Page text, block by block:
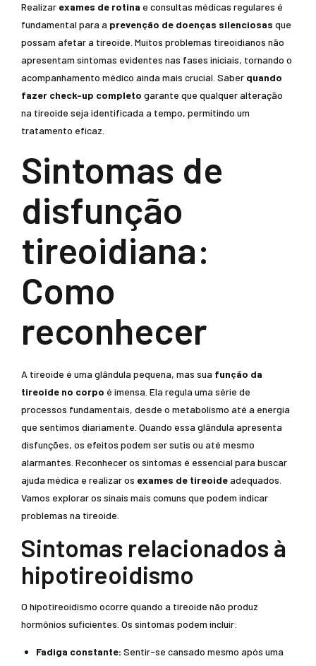
Realizar exames de rotina e consultas médicas regulares é
fundamental para a prevenção de doenças silenciosas que
possam afetar a tireoide. Muitos problemas tireoidianos não
apresentam sintomas evidentes nas fases iniciais, tornando o
acompanhamento médico ainda mais crucial. Saber quando
fazer check-up completo garante que qualquer alteração
na tireoide seja identificada a tempo, permitindo um
tratamento eficaz.
Sintomas de
disfunção
tireoidiana:
Como
reconhecer
A tireoide é uma glândula pequena, mas sua função da
tireoide no corpo é imensa. Ela regula uma série de
processos fundamentais, desde o metabolismo até a energia
que sentimos diariamente. Quando essa glândula apresenta
disfunções, os efeitos podem ser sutis ou até mesmo
alarmantes. Reconhecer os sintomas é essencial para buscar
ajuda médica e realizar os exames de tireoideadequados.
Vamos explorar os sinais mais comuns que podem indicar
problemas na tireoide.
Sintomas relacionados à
hipotireoidismo
O hipotireoidismo ocorre quando a tireoide não produz
hormônios suficientes. Os sintomas podem incluir:
Fadiga constante: Sentir-se cansado mesmo após uma